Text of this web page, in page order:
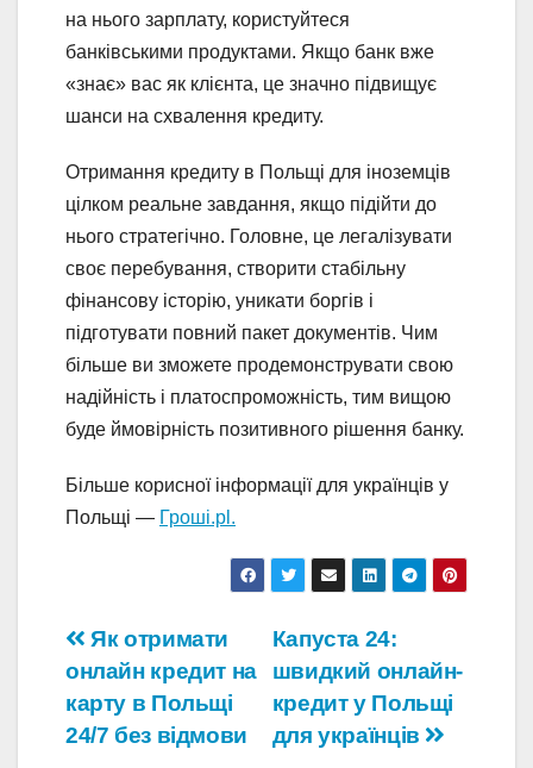
на нього зарплату, користуйтеся
банківськими продуктами. Якщо банк вже
«знає» вас як клієнта, це значно підвищує
шанси на схвалення кредиту.
Отримання кредиту в Польщі для іноземців
цілком реальне завдання, якщо підійти до
нього стратегічно. Головне, це легалізувати
своє перебування, створити стабільну
фінансову історію, уникати боргів і
підготувати повний пакет документів. Чим
більше ви зможете продемонструвати свою
надійність і платоспроможність, тим вищою
буде ймовірність позитивного рішення банку.
Більше корисної інформації для українців у
Польщі — Гроші.pl.
Навігація
записів
Капуста 24:
швидкий онлайн-
кредит у Польщі
для українців
Як отримати
онлайн кредит на
карту в Польщі
24/7 без відмови